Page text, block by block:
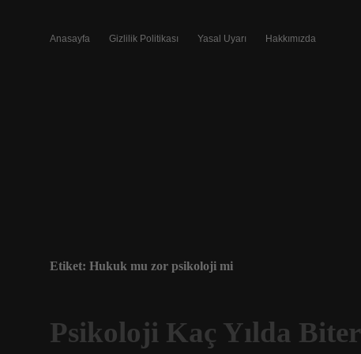
Anasayfa Gizlilik Politikası Yasal Uyarı Hakkımızda
Etiket: Hukuk mu zor psikoloji mi
Psikoloji Kaç Yılda Biter